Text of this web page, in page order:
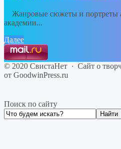
Жанровые сюжеты и портреты
академии...
Далее
© 2020 СвистаНет · Сайт о
от GoodwinPress.ru
Поиск по сайту